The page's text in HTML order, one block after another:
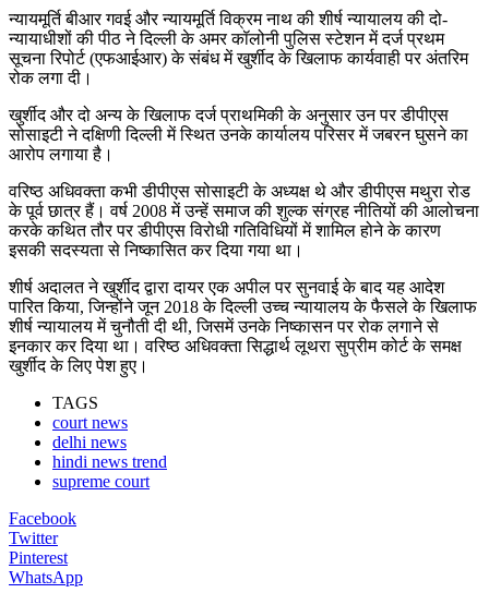
न्यायमूर्ति बीआर गवई और न्यायमूर्ति विक्रम नाथ की शीर्ष न्यायालय की दो-
न्यायाधीशों की पीठ ने दिल्ली के अमर कॉलोनी पुलिस स्टेशन में दर्ज प्रथम
सूचना रिपोर्ट (एफआईआर) के संबंध में खुर्शीद के खिलाफ कार्यवाही पर अंतरिम
रोक लगा दी।
खुर्शीद और दो अन्य के खिलाफ दर्ज प्राथमिकी के अनुसार उन पर डीपीएस
सोसाइटी ने दक्षिणी दिल्ली में स्थित उनके कार्यालय परिसर में जबरन घुसने का
आरोप लगाया है।
वरिष्ठ अधिवक्ता कभी डीपीएस सोसाइटी के अध्यक्ष थे और डीपीएस मथुरा रोड
के पूर्व छात्र हैं। वर्ष 2008 में उन्हें समाज की शुल्क संग्रह नीतियों की आलोचना
करके कथित तौर पर डीपीएस विरोधी गतिविधियों में शामिल होने के कारण
इसकी सदस्यता से निष्कासित कर दिया गया था।
शीर्ष अदालत ने खुर्शीद द्वारा दायर एक अपील पर सुनवाई के बाद यह आदेश
पारित किया, जिन्होंने जून 2018 के दिल्ली उच्च न्यायालय के फैसले के खिलाफ
शीर्ष न्यायालय में चुनौती दी थी, जिसमें उनके निष्कासन पर रोक लगाने से
इनकार कर दिया था। वरिष्ठ अधिवक्ता सिद्धार्थ लूथरा सुप्रीम कोर्ट के समक्ष
खुर्शीद के लिए पेश हुए।
TAGS
court news
delhi news
hindi news trend
supreme court
Facebook
Twitter
Pinterest
WhatsApp